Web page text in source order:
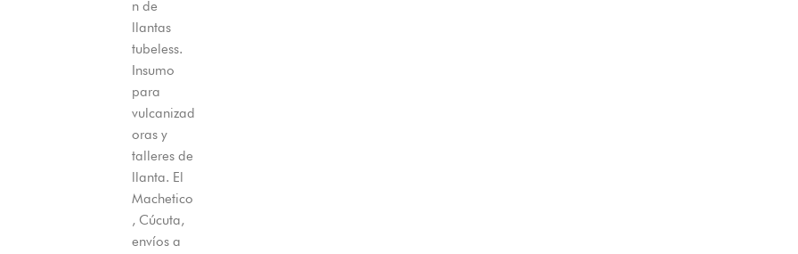
n de
llantas
tubeless.
Insumo
para
vulcanizad
oras y
talleres de
llanta. El
Machetico
, Cúcuta,
envíos a